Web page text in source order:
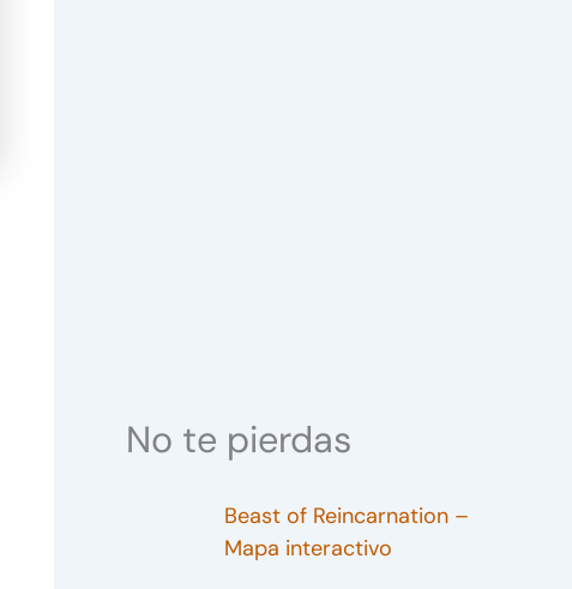
No te pierdas
Beast of Reincarnation –
Mapa interactivo